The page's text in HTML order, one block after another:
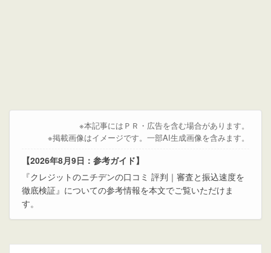
※本記事にはＰＲ・広告を含む場合があります。
※掲載画像はイメージです。一部AI生成画像を含みます。
【2026年8月9日：参考ガイド】
『クレジットのニチデンの口コミ 評判｜審査と振込速度を
徹底検証』についての参考情報を本文でご覧いただけま
す。